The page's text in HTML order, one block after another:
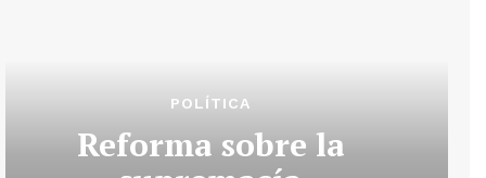
POLÍTICA
Reforma sobre la